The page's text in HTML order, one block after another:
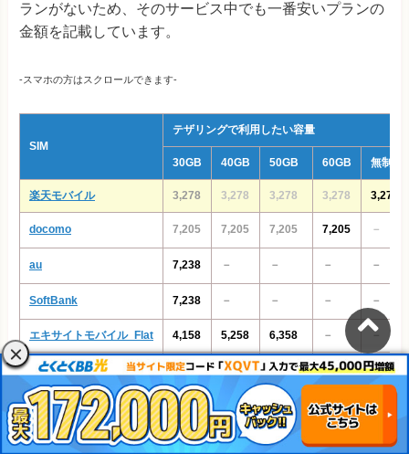
ランがないため、そのサービス中でも一番安いプランの
金額を記載しています。
-スマホの方はスクロールできます-
SIM
テザリングで利用したい容量
30GB 40GB 50GB 60GB 無制限
楽天モバイル 3,278 3,278 3,278 3,278 3,278
docomo 7,205 7,205 7,205 7,205 －
au 7,238 － － － －
SoftBank 7,238 － － － －
エキサイトモバイル_Flat 4,158 5,258 6,358 － －
エキサイトモバイル_Fit 4,400 7,700 11,198 － －
イオンモバイル 4,378 5,478 6,578 － －
DTI SIM 4,730 6,050 6,050 －